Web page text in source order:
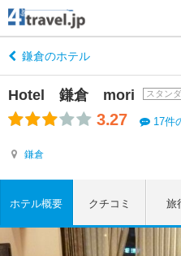
鎌倉のホテル
Hotel 鎌倉 mori スタン
3.27 17件
鎌倉
ホテル概要 クチコミ 旅